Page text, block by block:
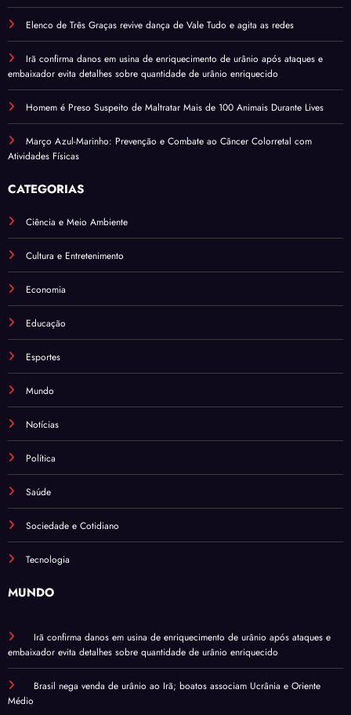
Elenco de Três Graças revive dança de Vale Tudo e agita as redes
Irã confirma danos em usina de enriquecimento de urânio após ataques e
embaixador evita detalhes sobre quantidade de urânio enriquecido
Homem é Preso Suspeito de Maltratar Mais de 100 Animais Durante Lives
Março Azul-Marinho: Prevenção e Combate ao Câncer Colorretal com
Atividades Físicas
CATEGORIAS
Ciência e Meio Ambiente
Cultura e Entretenimento
Economia
Educação
Esportes
Mundo
Notícias
Política
Saúde
Sociedade e Cotidiano
Tecnologia
MUNDO
Irã confirma danos em usina de enriquecimento de urânio após ataques e
embaixador evita detalhes sobre quantidade de urânio enriquecido
Brasil nega venda de urânio ao Irã; boatos associam Ucrânia e Oriente
Médio